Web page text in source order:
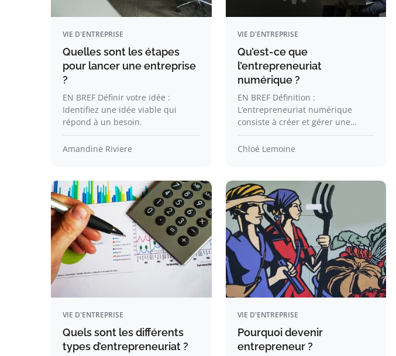
VIE D'ENTREPRISE
Quelles sont les étapes
pour lancer une entreprise
?
EN BREF Définir votre idée :
Identifiez une idée viable qui
répond à un besoin.
Amandine Riviere
VIE D'ENTREPRISE
Qu’est-ce que
l’entrepreneuriat
numérique ?
EN BREF Définition :
L’entrepreneuriat numérique
consiste à créer et gérer une…
Chloé Lemoine
VIE D'ENTREPRISE
Quels sont les différents
types d’entrepreneuriat ?
VIE D'ENTREPRISE
Pourquoi devenir
entrepreneur ?